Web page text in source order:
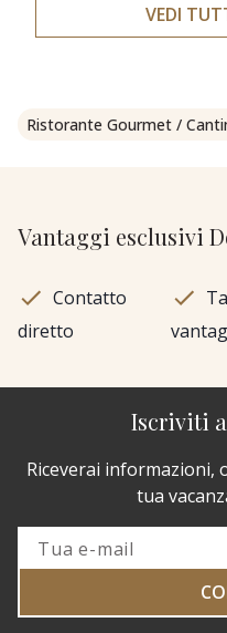
VEDI
Ristorante Gourmet /
Vantaggi esclusivi
Contatto
diretto
Iscriviti
Riceverai informazioni,
tua